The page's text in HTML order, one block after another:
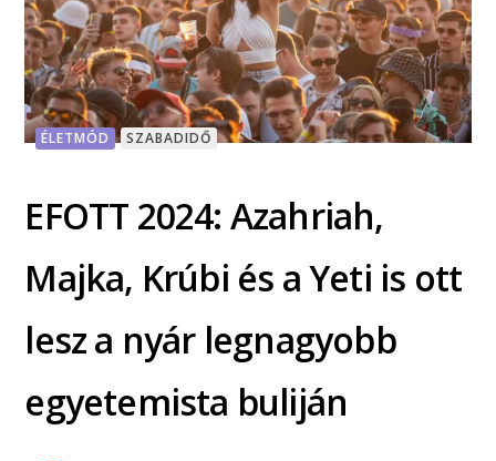
ÉLETMÓD SZABADIDŐ
EFOTT 2024: Azahriah,
Majka, Krúbi és a Yeti is ott
lesz a nyár legnagyobb
egyetemista buliján